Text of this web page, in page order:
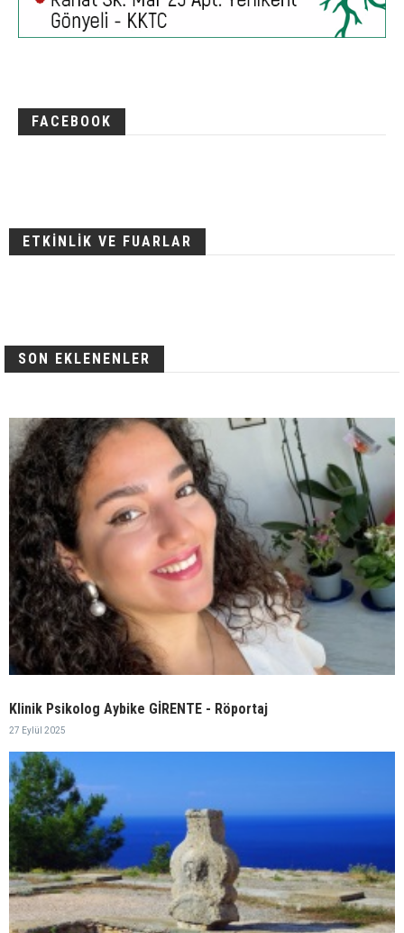
FACEBOOK
ETKİNLİK VE FUARLAR
SON EKLENENLER
Klinik Psikolog Aybike GİRENTE - Röportaj
27 Eylül 2025